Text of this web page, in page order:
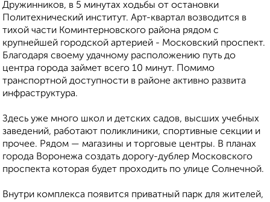
Дружинников, в 5 минутах ходьбы от остановки
Политехнический институт. Арт-квартал возводится в
тихой части Коминтерновского района рядом с
крупнейшей городской артерией - Московский проспект.
Благодаря своему удачному расположению путь до
центра города займет всего 10 минут. Помимо
транспортной доступности в районе активно развита
инфраструктура.
Здесь уже много школ и детских садов, высших учебных
заведений, работают поликлиники, спортивные секции и
прочее. Рядом — магазины и торговые центры. В планах
города Воронежа создать дорогу-дублер Московского
проспекта которая будет проходить по улице Солнечной.
Внутри комплекса появится приватный парк для жителей,